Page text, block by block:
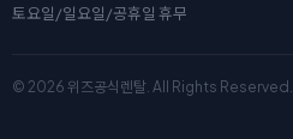
토요일/일요일/공휴일 휴무
© 2026 위즈공식렌탈. All Rights Reserved.